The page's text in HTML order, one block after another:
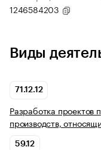
1246584203
Виды
71.12.12
Разработка
производств,
59.12